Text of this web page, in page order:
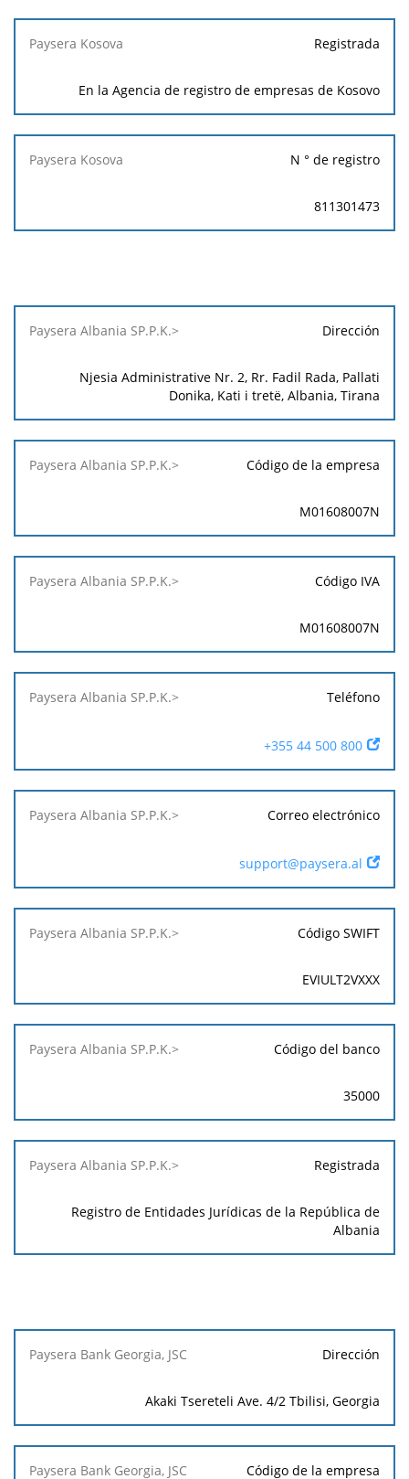
Registrada
En la Agencia de registro de empresas de Kosovo
N ° de registro
811301473
Paysera
Dirección
Njesia Administrative Nr. 2, Rr. Fadil Rada, Pallati
Donika, Kati i tretë, Albania, Tirana
Código de la empresa
M01608007N
Código IVA
M01608007N
Teléfono
+355 44 500 800
Correo electrónico
support@paysera.al
Código SWIFT
EVIULT2VXXX
Código del banco
35000
Registrada
Registro de Entidades Jurídicas de la República de
Albania
Paysera
Dirección
Akaki Tsereteli Ave. 4/2 Tbilisi, Georgia
Código de la empresa